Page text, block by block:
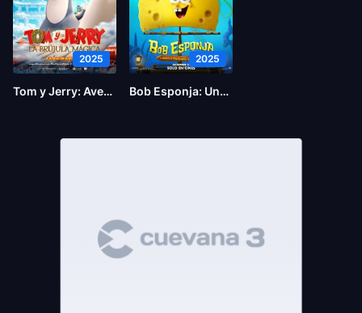
2025
Tom y Jerry: Aventura en el tiempo
2025
Bob Esponja: Una aventura pirata